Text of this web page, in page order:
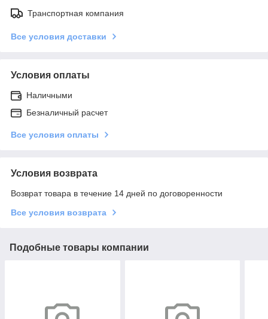
Транспортная компания
Все условия доставки
Условия оплаты
Наличными
Безналичный расчет
Все условия оплаты
Условия возврата
Возврат товара в течение 14 дней по договоренности
Все условия возврата
Подобные товары компании